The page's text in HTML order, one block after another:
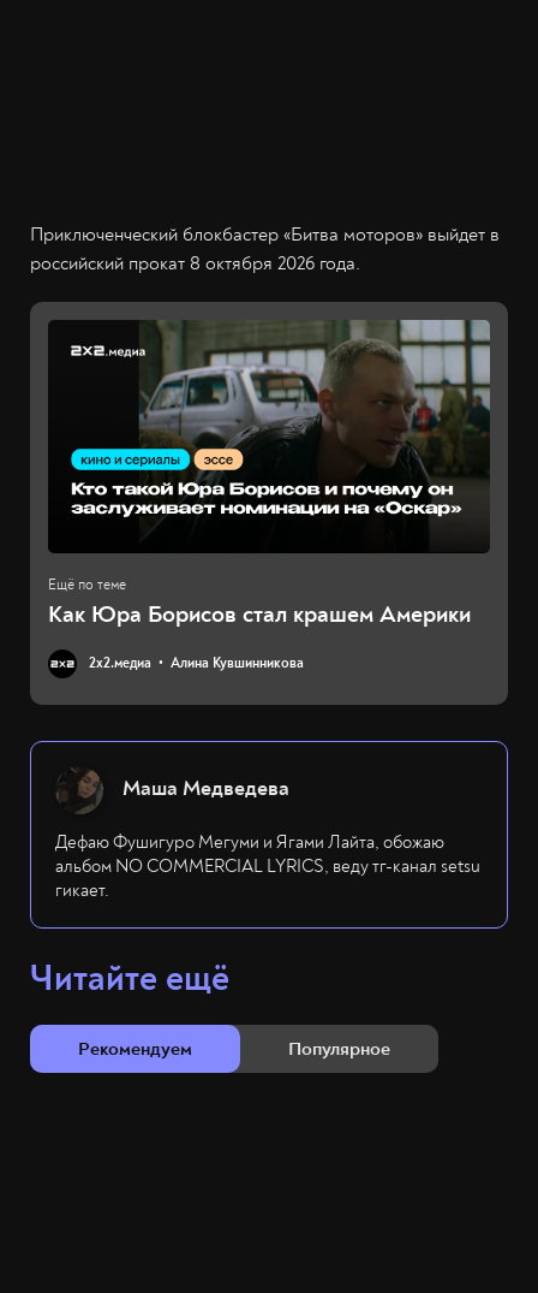
Приключенческий блокбастер «Битва моторов» выйдет в
российский прокат 8 октября 2026 года.
Как Юра Борисов стал крашем Америки
2х2.медиа Алина Кувшинникова
Маша Медведева
Дефаю Фушигуро Мегуми и Ягами Лайта, обожаю
альбом NO COMMERCIAL LYRICS, веду тг-канал setsu
гикает.
Читайте ещё
Рекомендуем Популярное